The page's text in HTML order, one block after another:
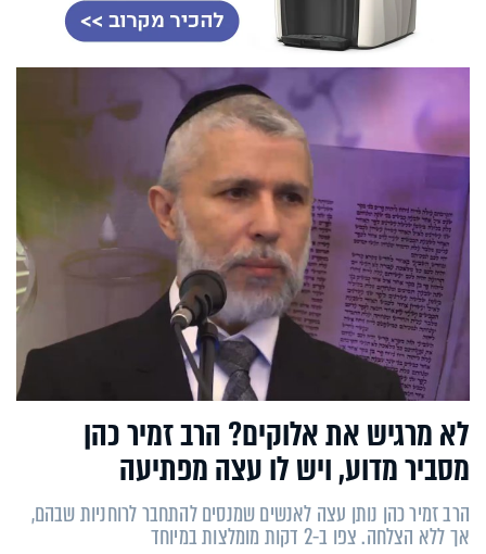
לא מרגיש את אלוקים? הרב זמיר כהן
מסביר מדוע, ויש לו עצה מפתיעה
הרב זמיר כהן נותן עצה לאנשים שמנסים להתחבר לרוחניות שבהם,
אך ללא הצלחה. צפו ב-2 דקות מומלצות במיוחד